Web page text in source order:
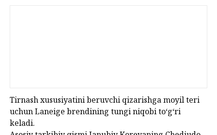
Tirnash xususiyatini beruvchi qizarishga moyil teri
uchun Laneige brendining tungi niqobi to‘g‘ri
keladi.